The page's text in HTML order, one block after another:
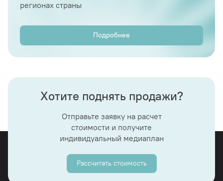
регионах страны
Подробнее
Хотите поднять продажи?
Отправьте заявку на расчет
стоимости и получите
индивидуальный медиаплан
Рассчитать стоимость